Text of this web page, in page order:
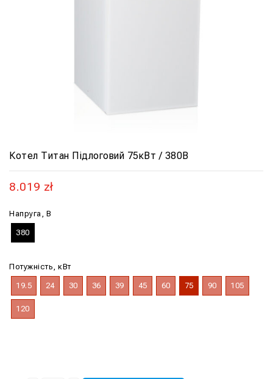
Котел Титан Підлоговий 75кВт / 380В
8.019 zł
Напруга, В
380
Потужність, кВт
19.5 24 30 36 39 45 60 75 90 105
120